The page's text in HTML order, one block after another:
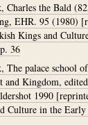
Charles the Bald
EHR. 95 (1980)
Kings and
36
The palace school
and Kingdom,
1990
Culture in the